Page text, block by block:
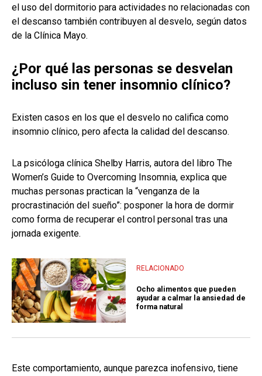
el uso del dormitorio para actividades no relacionadas con
el descanso también contribuyen al desvelo, según datos
de la Clínica Mayo.
¿Por qué las personas se desvelan
incluso sin tener insomnio clínico?
Existen casos en los que el desvelo no califica como
insomnio clínico, pero afecta la calidad del descanso.
La psicóloga clínica Shelby Harris, autora del libro The
Women’s Guide to Overcoming Insomnia, explica que
muchas personas practican la “venganza de la
procrastinación del sueño”: posponer la hora de dormir
como forma de recuperar el control personal tras una
jornada exigente.
RELACIONADO
Ocho alimentos que pueden
ayudar a calmar la ansiedad de
forma natural
Este comportamiento, aunque parezca inofensivo, tiene